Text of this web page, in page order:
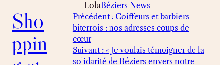
Sho
ppin
LolaBéziers News
Précédent : Coiffeurs et barbiers
biterrois : nos adresses coups de
cœur
Suivant : « Je voulais témoigner de la
solidarité de Béziers envers notre